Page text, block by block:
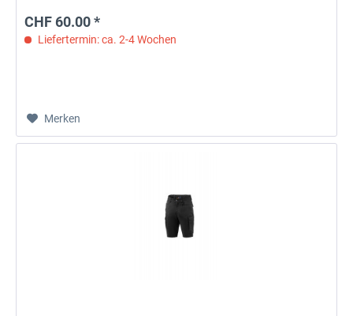
CHF 60.00 *
Liefertermin: ca. 2-4 Wochen
Merken